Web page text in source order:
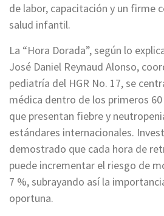
de labor, capacitación y un firme
salud infantil.
La “Hora Dorada”, según lo
José Daniel Reynaud Alonso,
pediatría del HGR No. 17, se
médica dentro de los primeros
que presentan fiebre y
estándares internacionales.
demostrado que cada hora de
puede incrementar el riesgo de
7 %, subrayando así la
oportuna.